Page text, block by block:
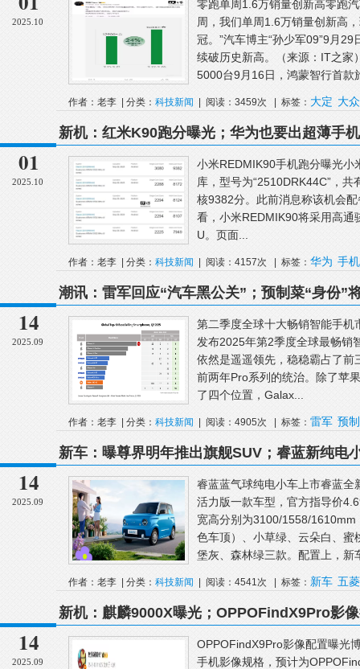
2025.10
零跑单周1.6万销量创新高零跑
周，我们单周1.6万销量创新高
冠。”汽车博主“孙少军09”9月
续破历史新高。（来源：IT之家
5000台9月16日，鸿蒙智行首款
作者：老李 | 分类： 科技新闻 | 阅读：3459次 | 标签： 大定 大众
01
2025.10
新机：红米K90跑分曝光；华为也要出超薄手
耀Magic8 Pro真机长这样
小米REDMIK90手机跑分曝光
库，型号为“2510DRK44C”，
核9382分。此前消息称该机会
看，小米REDMIK90将采用高
U。页面...
作者：老李 | 分类： 科技新闻 | 阅读：4157次 | 标签： 华为 手机
14
2025.09
潮讯：雷军回应“汽车黑公关”；预制菜“身份”
了；OriginOS6互联升级
第二季度全球十大畅销智能手
发布2025年第2季度全球最畅销
依然是遥遥领先，稳稳霸占了
前两年Pro系列的统治。除了苹
了四个位置，Galax...
作者：老李 | 分类： 科技新闻 | 阅读：4905次 | 标签： 雷军 预制
14
2025.09
新车：曝尊界明年推出旗舰SUV；睿蓝新纯电
车图曝光；追觅汽车宣布完成首轮融资
睿蓝蓝气球纯电小车上市睿蓝
活力版一款车型，官方指导价
宽高分别为3100/1558/
色车顶）、小草绿、云朵白、
堡灰、森林绿三款。配置上，新
作者：老李 | 分类： 科技新闻 | 阅读：4541次 | 标签： 新车 五菱
14
2025.09
新机：麒麟9000X曝光；OPPOFindX9Pro影
一大波国产Air手机要来了
OPPOFindX9Pro影像配置曝光
手机影像规格，预计为